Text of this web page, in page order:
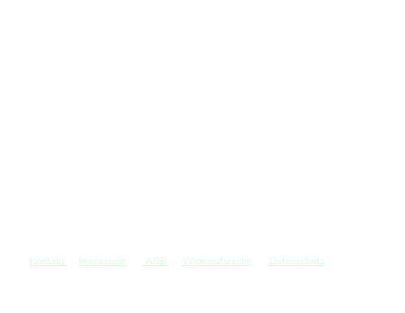
Kontakt Impressum AGB Widerrufsrecht Datenschutz